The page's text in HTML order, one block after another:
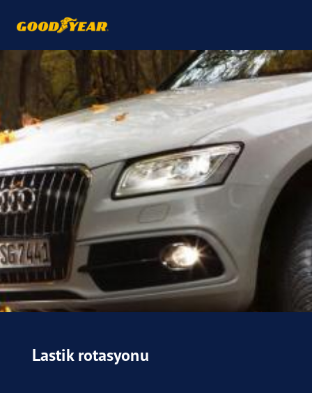
Lastik rotasyonu